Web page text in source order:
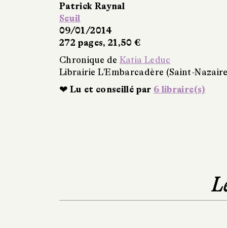
Patrick Raynal
Seuil
09/01/2014
272 pages, 21,50 €
Chronique de Katia Leduc
Librairie L'Embarcadère (Saint-
❤ Lu et conseillé par 6 libraire(s)